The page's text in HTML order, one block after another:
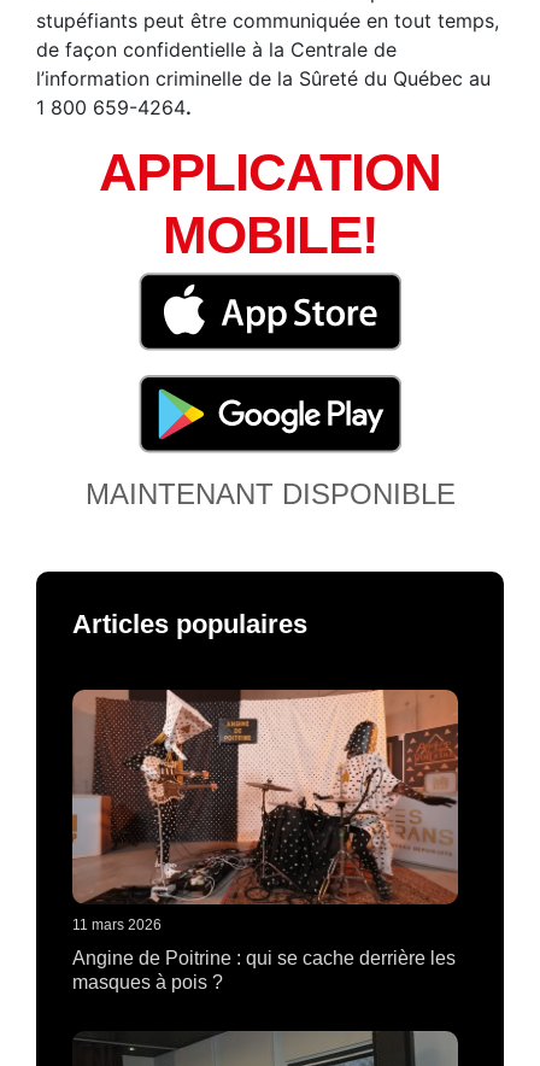
stupéfiants peut être communiquée en tout temps,
de façon confidentielle à la Centrale de
l’information criminelle de la Sûreté du Québec au
1 800 659-4264.
APPLICATION
MOBILE!
MAINTENANT DISPONIBLE
Articles populaires
11 mars 2026
Angine de Poitrine : qui se cache derrière les
masques à pois ?